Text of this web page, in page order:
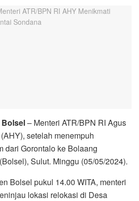
Bolsel– Menteri ATR/BPN RI Agus
setelah menempuh
dari Gorontalo ke Bolaang
Sulut. Minggu (05/05/2024).
Bolsel pukul 14.00 WITA, menteri
lokasi relokasi di Desa